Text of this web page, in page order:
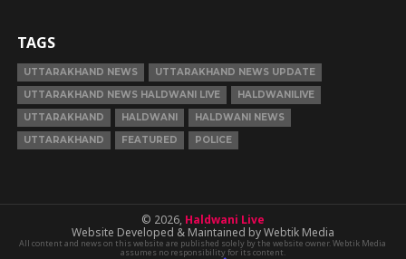
TAGS
UTTARAKHAND NEWS
UTTARAKHAND NEWS UPDATE
UTTARAKHAND NEWS HALDWANI LIVE
HALDWANILIVE
UTTARAKHAND
HALDWANI
HALDWANI NEWS
UTTARAKHAND
FEATURED POLICE
© 2026, Haldwani Live
Website Developed & Maintained by Webtik Media
All content and news on this website are published solely by the website owner. Webtik Media
assumes no responsibility for its content.